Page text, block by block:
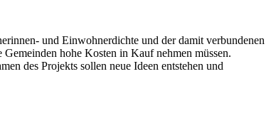
und Einwohnerdichte und der damit verbundenen
hohe Kosten in Kauf nehmen müssen.
des Projekts sollen neue Ideen entstehen und